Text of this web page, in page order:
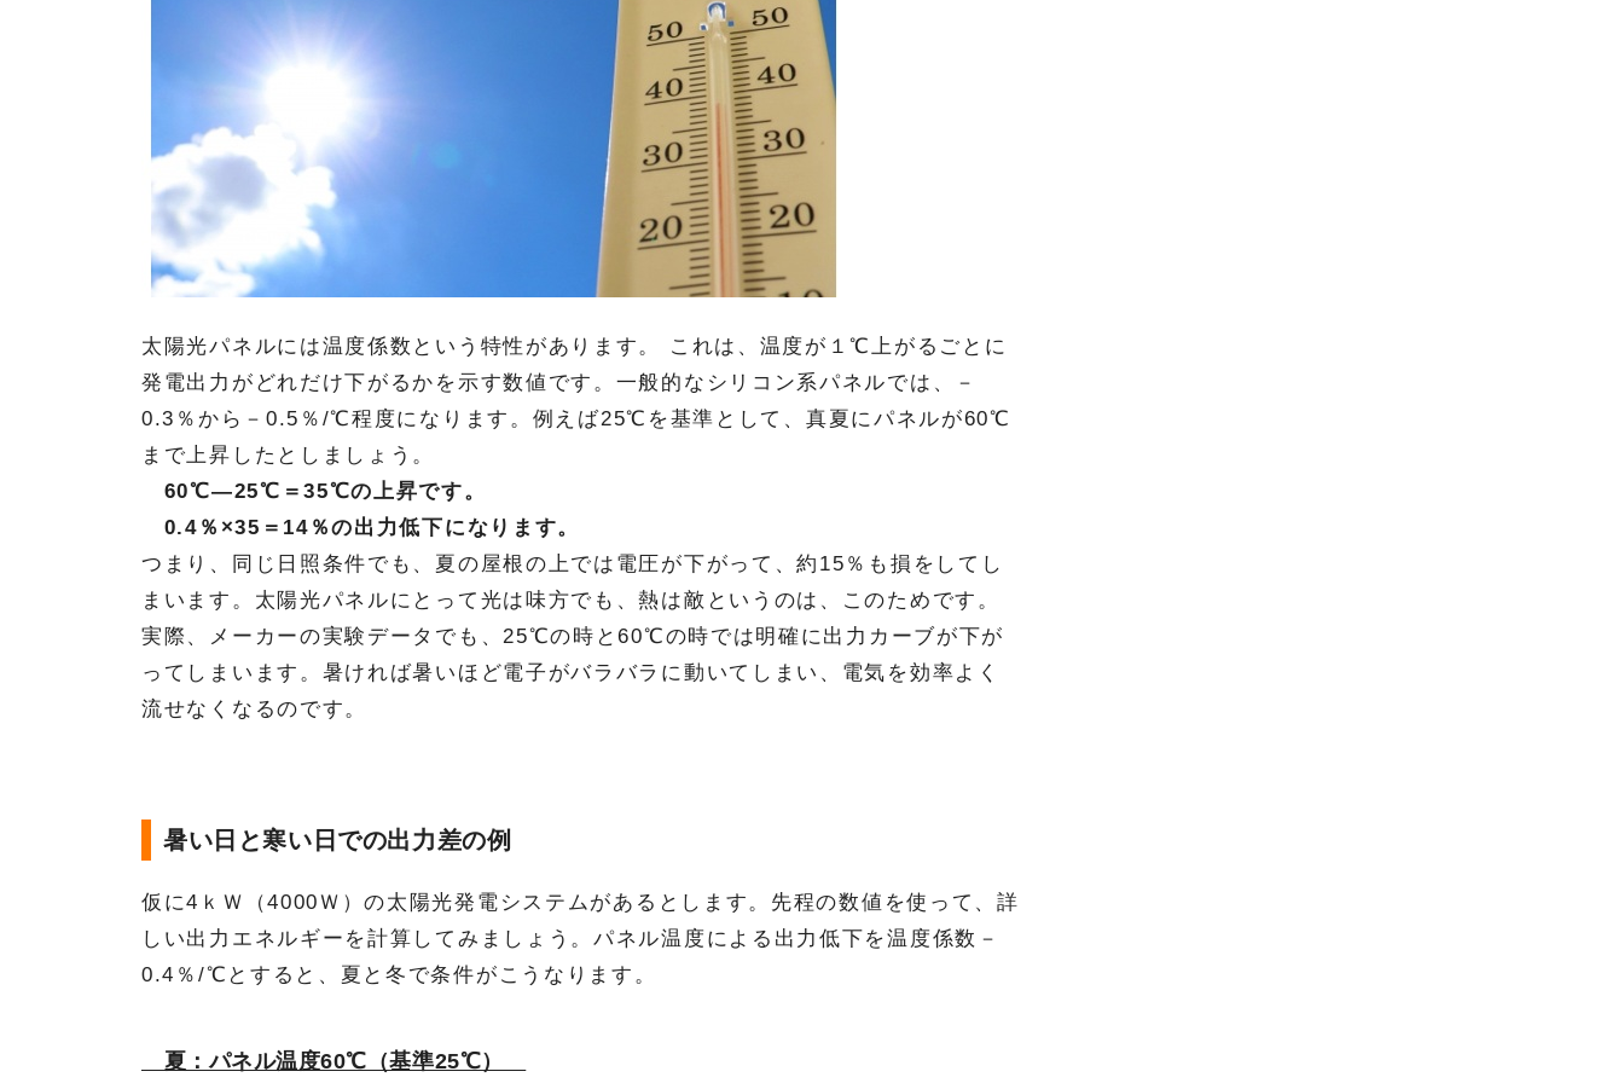
太陽光パネルには温度係数という特性があります。 これは、温度が１℃上がるごとに
発電出力がどれだけ下がるかを示す数値です。一般的なシリコン系パネルでは、－
0.3％から－0.5％/℃程度になります。例えば25℃を基準として、真夏にパネルが60℃
まで上昇したとしましょう。
60℃―25℃＝35℃の上昇です。
0.4％×35＝14％の出力低下になります。
つまり、同じ日照条件でも、夏の屋根の上では電圧が下がって、約15％も損をしてし
まいます。太陽光パネルにとって光は味方でも、熱は敵というのは、このためです。
実際、メーカーの実験データでも、25℃の時と60℃の時では明確に出力カーブが下が
ってしまいます。暑ければ暑いほど電子がバラバラに動いてしまい、電気を効率よく
流せなくなるのです。
暑い日と寒い日での出力差の例
仮に4ｋＷ（4000Ｗ）の太陽光発電システムがあるとします。先程の数値を使って、詳
しい出力エネルギーを計算してみましょう。パネル温度による出力低下を温度係数－
0.4％/℃とすると、夏と冬で条件がこうなります。
夏：パネル温度60℃（基準25℃）